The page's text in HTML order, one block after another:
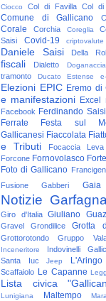
Ciocco
Col di Favilla Col di
Comune di Gallicano
Corale Corchia Coreglia
Saisi
Covid-19 criptovalute
Daniele Saisi Della
fiscali
Dialetto Doganaccia
tramonto
Ducato Estense
Elezioni EPIC Eremo di
e manifestazioni Excel
Facebook Ferdinando Saisi
Ferrate Festa sul
Gallicanesi Fiaccolata
e Tributi
Focaccia Leva
Forcone Fornovolasco
Foto di Gallicano
Fusione
Gabberi Gaia
Notizie
Giro d'Italia
Giuliano
Gravel Grondilice Grotta
Grottorotondo
Gruppo
Inceneritore Indovinelli
Santa
Iuc Jeep L'Aringo
Scaffaiolo Le Capanne
Lista civica
Lunigiana Maltempo